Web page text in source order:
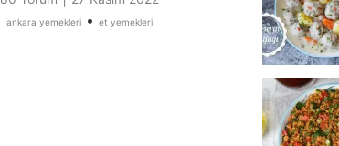
ankara yemekleri • et yemekleri